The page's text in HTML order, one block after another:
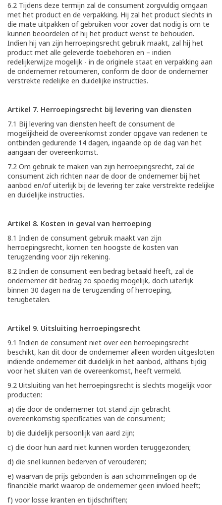
6.2 Tijdens deze termijn zal de consument zorgvuldig omgaan
met het product en de verpakking. Hij zal het product slechts in
die mate uitpakken of gebruiken voor zover dat nodig is om te
kunnen beoordelen of hij het product wenst te behouden.
Indien hij van zijn herroepingsrecht gebruik maakt, zal hij het
product met alle geleverde toebehoren en – indien
redelijkerwijze mogelijk - in de originele staat en verpakking aan
de ondernemer retourneren, conform de door de ondernemer
verstrekte redelijke en duidelijke instructies.
Artikel 7. Herroepingsrecht bij levering van diensten
7.1 Bij levering van diensten heeft de consument de
mogelijkheid de overeenkomst zonder opgave van redenen te
ontbinden gedurende 14 dagen, ingaande op de dag van het
aangaan der overeenkomst.
7.2 Om gebruik te maken van zijn herroepingsrecht, zal de
consument zich richten naar de door de ondernemer bij het
aanbod en/of uiterlijk bij de levering ter zake verstrekte redelijke
en duidelijke instructies.
Artikel 8. Kosten in geval van herroeping
8.1 Indien de consument gebruik maakt van zijn
herroepingsrecht, komen ten hoogste de kosten van
terugzending voor zijn rekening.
8.2 Indien de consument een bedrag betaald heeft, zal de
ondernemer dit bedrag zo spoedig mogelijk, doch uiterlijk
binnen 30 dagen na de terugzending of herroeping,
terugbetalen.
Artikel 9. Uitsluiting herroepingsrecht
9.1 Indien de consument niet over een herroepingsrecht
beschikt, kan dit door de ondernemer alleen worden uitgesloten
indiende ondernemer dit duidelijk in het aanbod, althans tijdig
voor het sluiten van de overeenkomst, heeft vermeld.
9.2 Uitsluiting van het herroepingsrecht is slechts mogelijk voor
producten:
a) die door de ondernemer tot stand zijn gebracht
overeenkomstig specificaties van de consument;
b) die duidelijk persoonlijk van aard zijn;
c) die door hun aard niet kunnen worden teruggezonden;
d) die snel kunnen bederven of verouderen;
e) waarvan de prijs gebonden is aan schommelingen op de
financiële markt waarop de ondernemer geen invloed heeft;
f) voor losse kranten en tijdschriften;